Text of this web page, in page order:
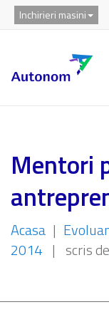
Inchirieri masini
Mentori
Acasa |
2014 | scris de